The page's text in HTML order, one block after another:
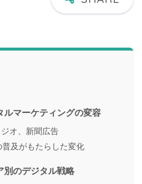
ルマーケティングの変容
オ、新聞広告
及がもたらした変化
別のデジタル戦略